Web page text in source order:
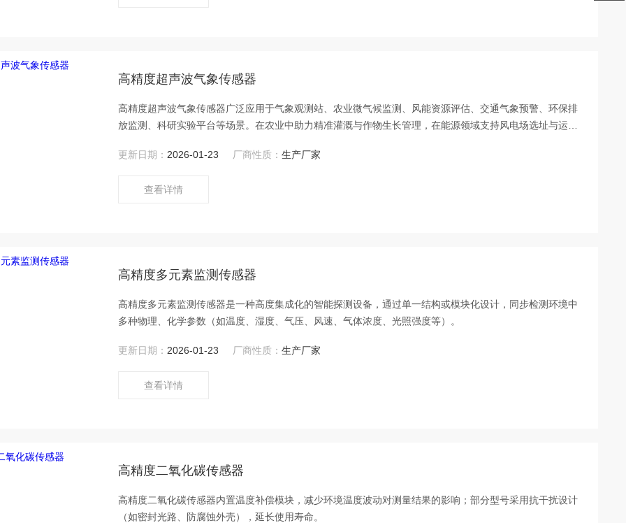
高精度超声波气象传感器
高精度超声波气象传感器广泛应用于气象观测站、农业微气候监测、风能资源评估、交通气象预警、环保排
放监测、科研实验平台等场景。在农业中助力精准灌溉与作物生长管理，在能源领域支持风电场选址与运行
更新日期： 2026-01-23 厂商性质：生产厂家
查看详情
高精度多元素监测传感器
高精度多元素监测传感器是一种高度集成化的智能探测设备，通过单一结构或模块化设计，同步检测环境中
多种物理、化学参数（如温度、湿度、气压、风速、气体浓度、光照强度等）。
更新日期： 2026-01-23 厂商性质：生产厂家
查看详情
高精度二氧化碳传感器
高精度二氧化碳传感器内置温度补偿模块，减少环境温度波动对测量结果的影响；部分型号采用抗干扰设计
（如密封光路、防腐蚀外壳），延长使用寿命。